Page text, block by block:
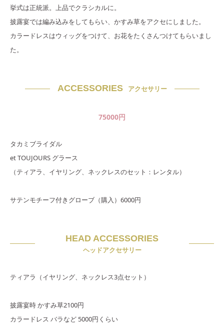
挙式は正統派。上品でクラシカルに。
披露宴では編み込みをしてもらい、かすみ草をアクセにしました。
カラードレスはウィッグをつけて、お花をたくさんつけてもらいまし
た。
ACCESSORIES アクセサリー
75000円
タカミブライダル
et TOUJOURS グラース
（ティアラ、イヤリング、ネックレスのセット：レンタル）
サテンモチーフ付きグローブ（購入）6000円
HEAD ACCESSORIES
ヘッドアクセサリー
ティアラ（イヤリング、ネックレス3点セット）
披露宴時 かすみ草2100円
カラードレス バラなど 5000円くらい